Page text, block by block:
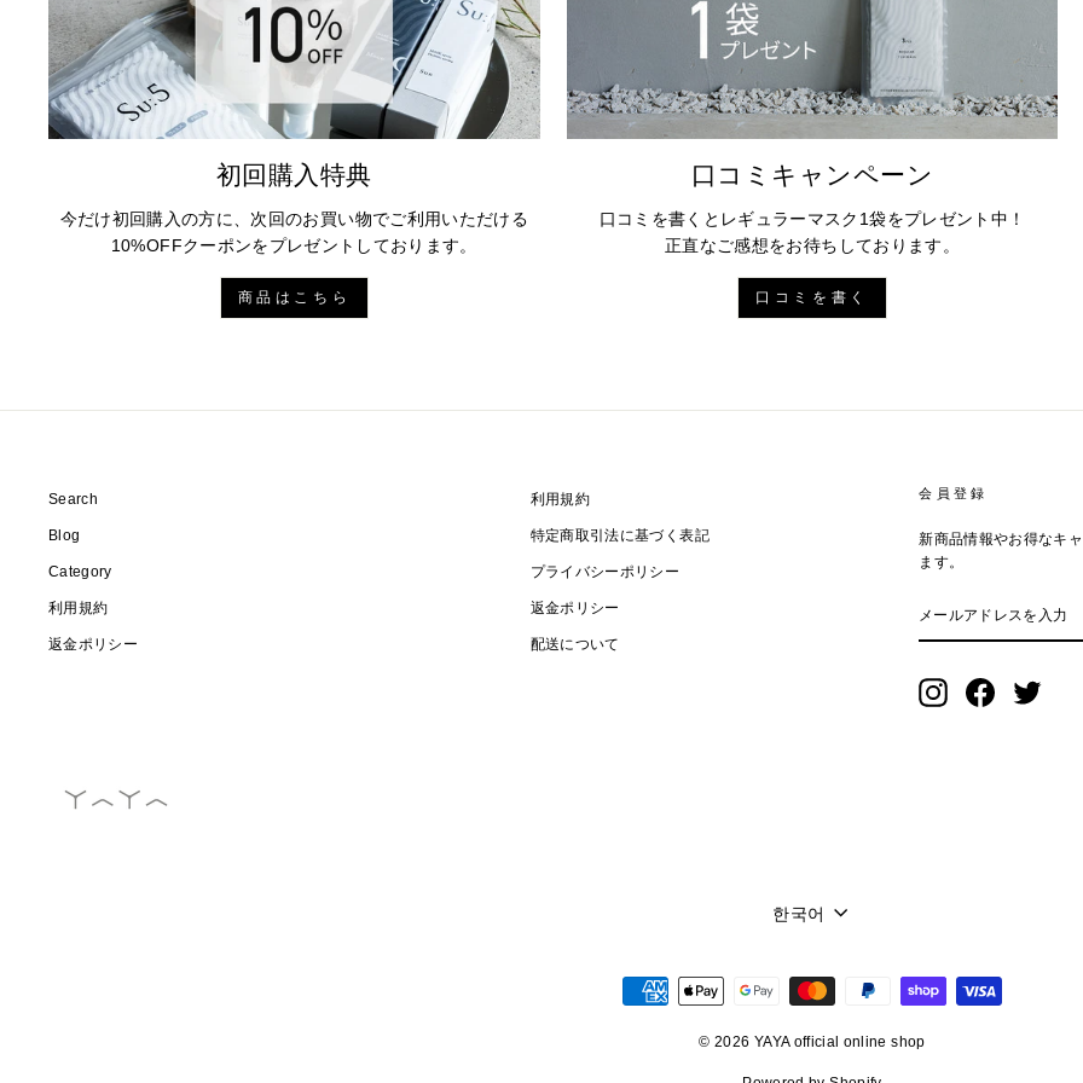
初回購入特典
今だけ初回購入の方に、次回のお買い物でご利用いただける
10%OFFクーポンをプレゼントしております。
商品はこちら
口コミキャンペーン
口コミを書くとレギュラーマスク1袋をプレゼント中！
正直なご感想をお待ちしております。
口コミを書く
Search
Blog
Category
利用規約
返金ポリシー
利用規約
特定商取引法に基づく表記
プライバシーポリシー
返金ポリシー
配送について
会員登録
新商品情報やお得なキ
ます。
ー
ル
レ
ス
InstagramFacebook
言
한국어
© 2026 YAYA official online shop